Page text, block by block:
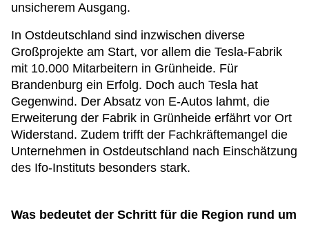
unsicherem Ausgang.
In Ostdeutschland sind inzwischen diverse
Großprojekte am Start, vor allem die Tesla-Fabrik
mit 10.000 Mitarbeitern in Grünheide. Für
Brandenburg ein Erfolg. Doch auch Tesla hat
Gegenwind. Der Absatz von E-Autos lahmt, die
Erweiterung der Fabrik in Grünheide erfährt vor Ort
Widerstand. Zudem trifft der Fachkräftemangel die
Unternehmen in Ostdeutschland nach Einschätzung
des Ifo-Instituts besonders stark.
Was bedeutet der Schritt für die Region rund um